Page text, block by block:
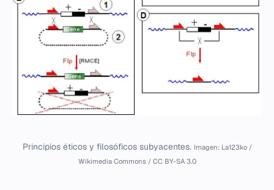
Principios éticos y filosóficos subyacentes. Imagen: La123ko /
Wikimedia Commons / CC BY-SA 3.0